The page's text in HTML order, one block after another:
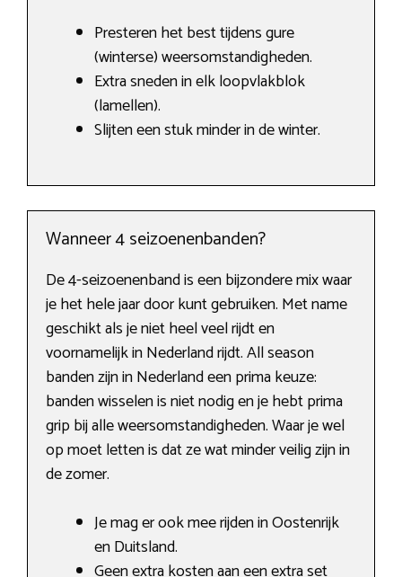
Presteren het best tijdens gure
(winterse) weersomstandigheden.
Extra sneden in elk loopvlakblok
(lamellen).
Slijten een stuk minder in de winter.
Wanneer 4 seizoenenbanden?
De 4-seizoenenband is een bijzondere mix waar
je het hele jaar door kunt gebruiken. Met name
geschikt als je niet heel veel rijdt en
voornamelijk in Nederland rijdt. All season
banden zijn in Nederland een prima keuze:
banden wisselen is niet nodig en je hebt prima
grip bij alle weersomstandigheden. Waar je wel
op moet letten is dat ze wat minder veilig zijn in
de zomer.
Je mag er ook mee rijden in Oostenrijk
en Duitsland.